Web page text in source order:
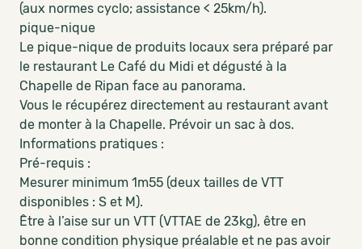
(aux normes cyclo; assistance < 25km/h).
pique-nique
Le pique-nique de produits locaux sera préparé par
le restaurant Le Café du Midi et dégusté à la
Chapelle de Ripan face au panorama.
Vous le récupérez directement au restaurant avant
de monter à la Chapelle. Prévoir un sac à dos.
Informations pratiques :
Pré-requis :
Mesurer minimum 1m55 (deux tailles de VTT
disponibles : S et M).
Être à l’aise sur un VTT (VTTAE de 23kg), être en
bonne condition physique préalable et ne pas avoir